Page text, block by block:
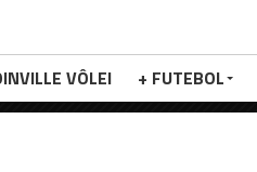
VÔLEI + FUTEBOL